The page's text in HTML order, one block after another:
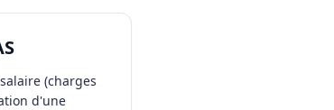
(charges
d'une